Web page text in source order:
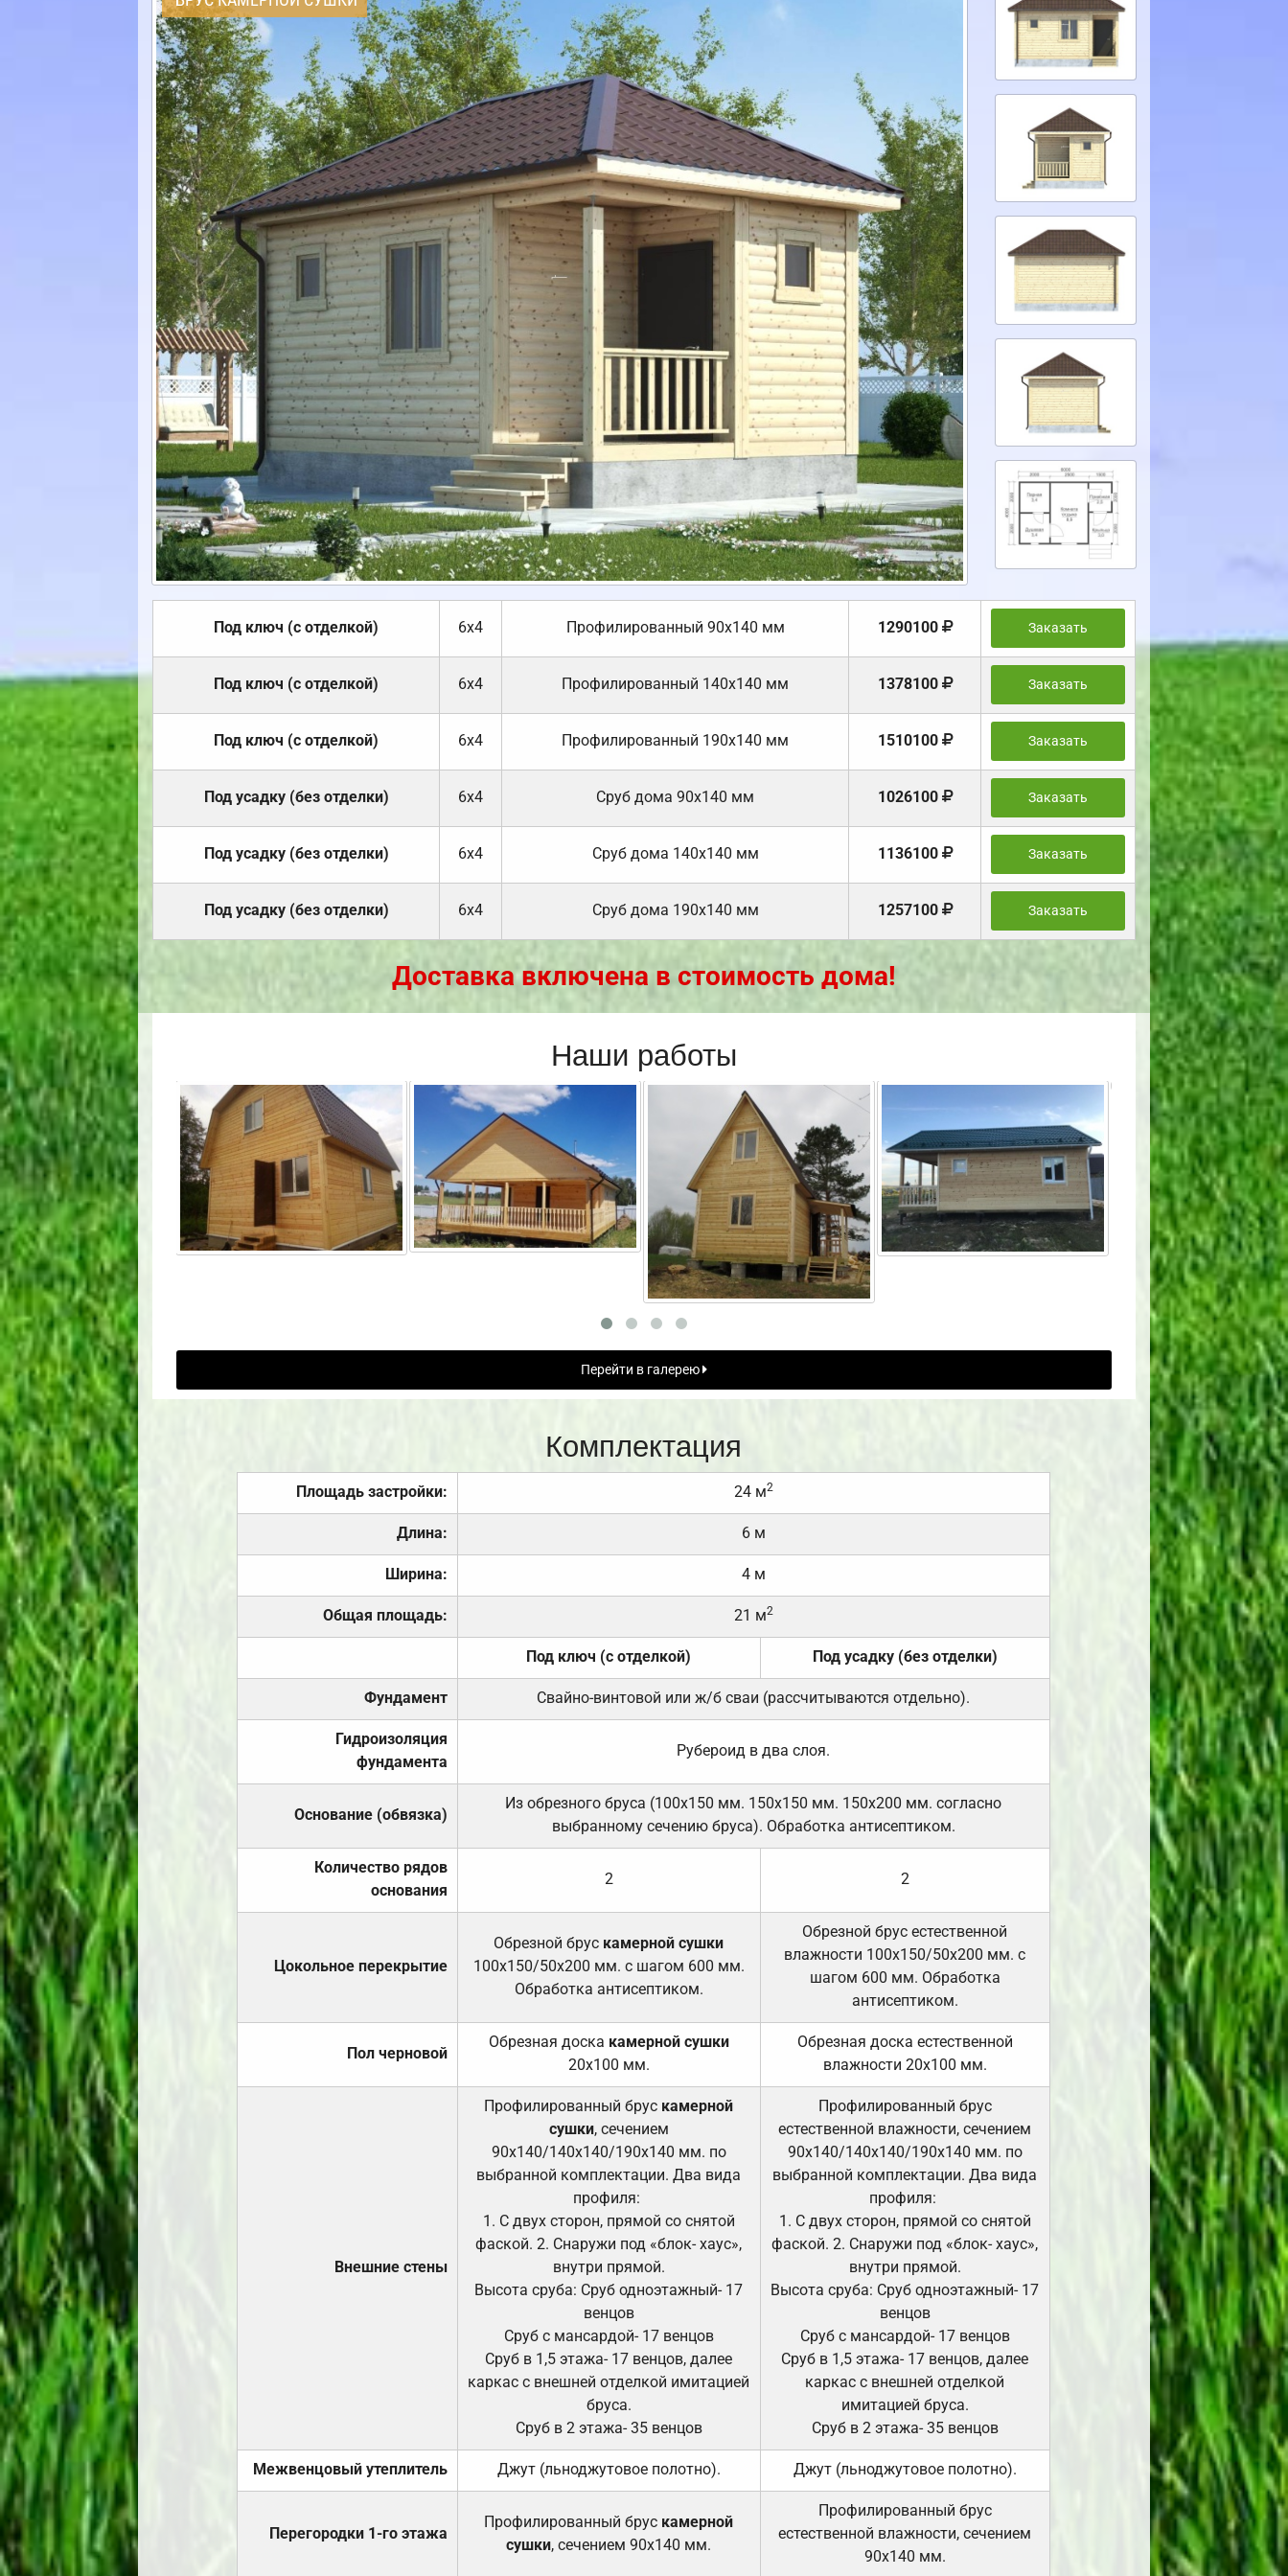
Под ключ (с отделкой) 6х4 Профилированный 90х140 мм 1290100 Заказать
Под ключ (с отделкой) 6х4 Профилированный 140х140 мм 1378100 Заказать
Под ключ (с отделкой) 6х4 Профилированный 190х140 мм 1510100 Заказать
Под усадку (без отделки) 6х4 Cруб дома 90x140 мм 1026100 Заказать
Под усадку (без отделки) 6х4 Cруб дома 140х140 мм 1136100 Заказать
Под усадку (без отделки) 6х4 Cруб дома 190х140 мм 1257100 Заказать
Доставка включена в стоимость дома!
Наши работы
Перейти в галерею
Комплектация
Площадь застройки: 24 м2
Длина: 6 м
Ширина: 4 м
Общая площадь: 21 м2
Под ключ (с отделкой) Под усадку (без отделки)
Фундамент Свайно-винтовой или ж/б сваи (рассчитываются отдельно).
Гидроизоляция
фундамента
Рубероид в два слоя.
Основание (обвязка)
Из обрезного бруса (100х150 мм. 150х150 мм. 150х200 мм. согласно
выбранному сечению бруса). Обработка антисептиком.
Количество рядов
основания
2 2
Цокольное перекрытие
Обрезной брус камерной сушки
100х150/50х200 мм. с шагом 600 мм.
Обработка антисептиком.
Обрезной брус естественной
влажности 100х150/50х200 мм. с
шагом 600 мм. Обработка
антисептиком.
Пол черновой
Обрезная доска камерной сушки
20х100 мм.
Обрезная доска естественной
влажности 20х100 мм.
Внешние стены
Профилированный брус камерной
сушки, сечением
90х140/140х140/190х140 мм. по
выбранной комплектации. Два вида
профиля:
1. С двух сторон, прямой со снятой
фаской. 2. Снаружи под «блок- хаус»,
внутри прямой.
Высота сруба: Сруб одноэтажный- 17
венцов
Сруб с мансардой- 17 венцов
Сруб в 1,5 этажа- 17 венцов, далее
каркас с внешней отделкой имитацией
бруса.
Сруб в 2 этажа- 35 венцов
Профилированный брус
естественной влажности, сечением
90х140/140х140/190х140 мм. по
выбранной комплектации. Два вида
профиля:
1. С двух сторон, прямой со снятой
фаской. 2. Снаружи под «блок- хаус»,
внутри прямой.
Высота сруба: Сруб одноэтажный- 17
венцов
Сруб с мансардой- 17 венцов
Сруб в 1,5 этажа- 17 венцов, далее
каркас с внешней отделкой
имитацией бруса.
Сруб в 2 этажа- 35 венцов
Межвенцовый утеплитель Джут (льноджутовое полотно). Джут (льноджутовое полотно).
Перегородки 1-го этажа
Профилированный брус камерной
сушки, сечением 90х140 мм.
Профилированный брус
естественной влажности, сечением
90х140 мм.